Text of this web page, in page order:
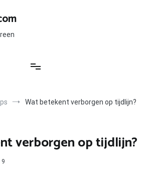
Wat betekent verborgen op tijdlijn?
verborgen op tijdlijn?